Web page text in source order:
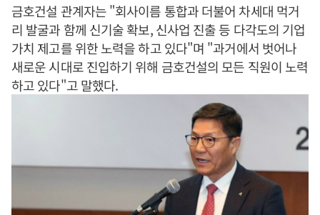
금호건설 관계자는 "회사이름 통합과 더불어 차세대 먹거
리 발굴과 함께 신기술 확보, 신사업 진출 등 다각도의 기업
가치 제고를 위한 노력을 하고 있다"며 "과거에서 벗어나
새로운 시대로 진입하기 위해 금호건설의 모든 직원이 노력
하고 있다"고 말했다.